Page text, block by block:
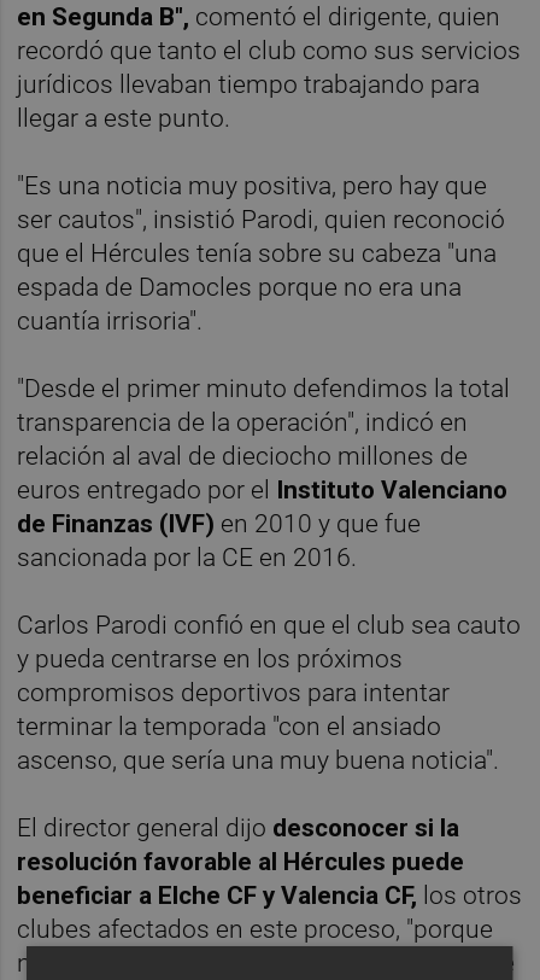
en Segunda B", comentó el dirigente, quien
recordó que tanto el club como sus servicios
jurídicos llevaban tiempo trabajando para
llegar a este punto.
"Es una noticia muy positiva, pero hay que
ser cautos", insistió Parodi, quien reconoció
que el Hércules tenía sobre su cabeza "una
espada de Damocles porque no era una
cuantía irrisoria".
"Desde el primer minuto defendimos la total
transparencia de la operación", indicó en
relación al aval de dieciocho millones de
euros entregado por el Instituto Valenciano
de Finanzas (IVF) en 2010 y que fue
sancionada por la CE en 2016.
Carlos Parodi confió en que el club sea cauto
y pueda centrarse en los próximos
compromisos deportivos para intentar
terminar la temporada "con el ansiado
ascenso, que sería una muy buena noticia".
El director general dijo desconocer si la
resolución favorable al Hércules puede
beneficiar a Elche CF y Valencia CF, los otros
clubes afectados en este proceso, "porque
no sé qué argumentaron en el expediente de